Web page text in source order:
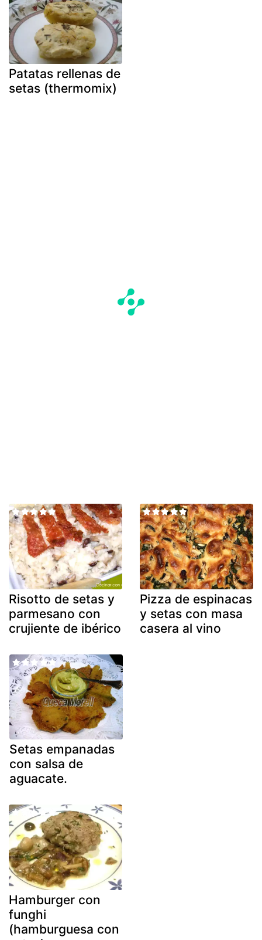
Patatas rellenas de
setas (thermomix)
Risotto de setas y
parmesano con
crujiente de ibérico
Pizza de espinacas
y setas con masa
casera al vino
Setas empanadas
con salsa de
aguacate.
Hamburger con
funghi
(hamburguesa con